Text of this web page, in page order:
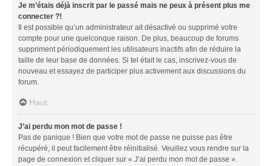
Je m’étais déjà inscrit par le passé mais ne peux à présent plus me
connecter ?!
Il est possible qu’un administrateur ait désactivé ou supprimé votre
compte pour une quelconque raison. De plus, beaucoup de forums
suppriment périodiquement les utilisateurs inactifs afin de réduire la
taille de leur base de données. Si tel était le cas, inscrivez-vous de
nouveau et essayez de participer plus activement aux discussions du
forum.
Haut
J’ai perdu mon mot de passe !
Pas de panique ! Bien que votre mot de passe ne puisse pas être
récupéré, il peut facilement être réinitialisé. Veuillez vous rendre sur la
page de connexion et cliquer sur « J’ai perdu mon mot de passe ».